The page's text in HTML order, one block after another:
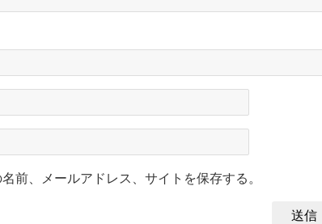
前、メールアドレス、サイトを保存する。